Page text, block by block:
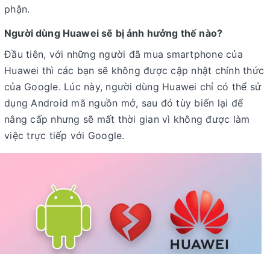
phận.
Người dùng Huawei sẽ bị ảnh hưởng thế nào?
Đầu tiên, với những người đã mua smartphone của
Huawei thì các bạn sẽ không được cập nhật chính thức
của Google. Lúc này, người dùng Huawei chỉ có thể sử
dụng Android mã nguồn mở, sau đó tùy biến lại để
nâng cấp nhưng sẽ mất thời gian vì không được làm
việc trực tiếp với Google.